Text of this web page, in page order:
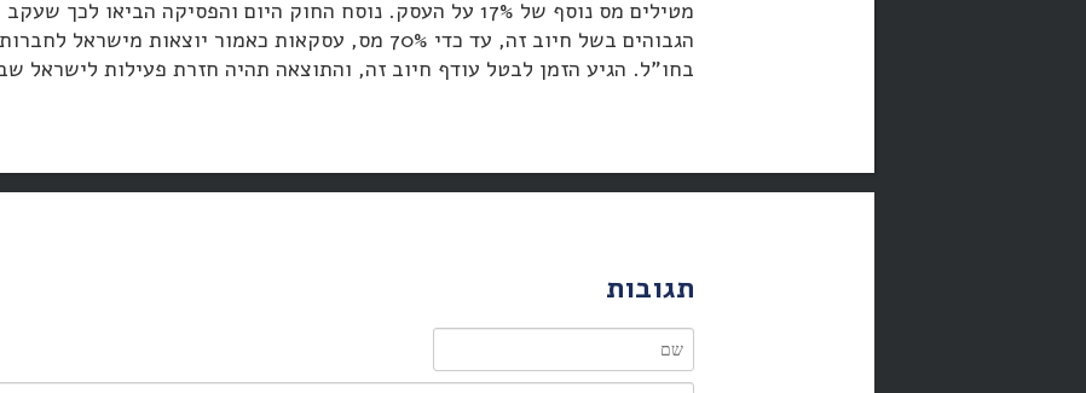
מטילים מס נוסף של 17% על העסק. נוסח החוק היום והפסיקה הביאו לכך
הגבוהים בשל חיוב זה, עד כדי 70% מס, עסקאות כאמור יוצאות מישראל
בחו"ל. הגיע הזמן לבטל עודף חיוב זה, והתוצאה תהיה חזרת פעילות לישראל
תגובות